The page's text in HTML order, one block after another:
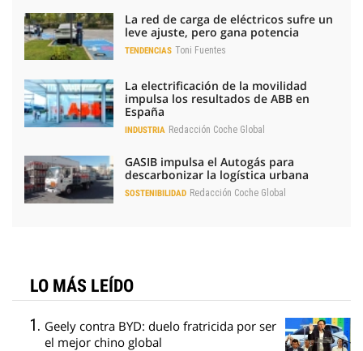
La red de carga de eléctricos sufre un
leve ajuste, pero gana potencia
TENDENCIAS Toni Fuentes
La electrificación de la movilidad
impulsa los resultados de ABB en
España
INDUSTRIA Redacción Coche Global
GASIB impulsa el Autogás para
descarbonizar la logística urbana
SOSTENIBILIDAD Redacción Coche Global
LO MÁS LEÍDO
Geely contra BYD: duelo fratricida por ser
el mejor chino global